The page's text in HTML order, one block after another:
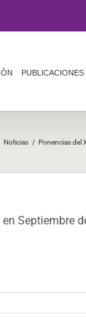
PUBLICACIONES
Noticias / Ponencias del
Septiembre